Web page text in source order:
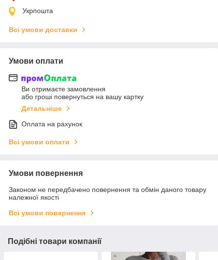
Укрпошта
Всі умови доставки
Умови оплати
Ви отримаєте замовлення
або гроші повернуться на вашу картку
Детальніше
Оплата на рахунок
Всі умови оплати
Умови повернення
Законом не передбачено повернення та обмін даного товару
належної якості
Всі умови повернення
Подібні товари компанії